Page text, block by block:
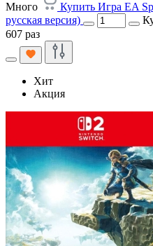
Много
Купить Игра EA
русская версия)
607 раз
Хит
Акция